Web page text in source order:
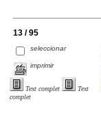
13 / 95
seleccionar
imprimir
Text complet
Text
complet